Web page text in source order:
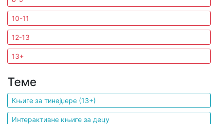
Мој
налог
10-11
12-13
13+
Теме
Књиге за тинејџере (13+)
Интерактивне књиге за децу